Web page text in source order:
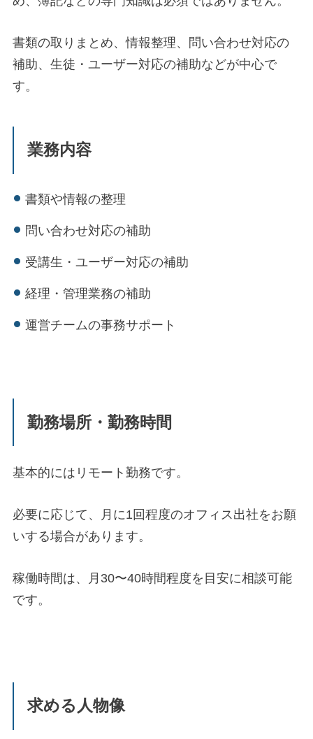
書類の取りまとめ、情報整理、問い合わせ対応の
補助、生徒・ユーザー対応の補助などが中心で
す。
業務内容
書類や情報の整理
問い合わせ対応の補助
受講生・ユーザー対応の補助
経理・管理業務の補助
運営チームの事務サポート
勤務場所・勤務時間
基本的にはリモート勤務です。
必要に応じて、月に1回程度のオフィス出社をお願
いする場合があります。
稼働時間は、月30〜40時間程度を目安に相談可能
です。
求める人物像